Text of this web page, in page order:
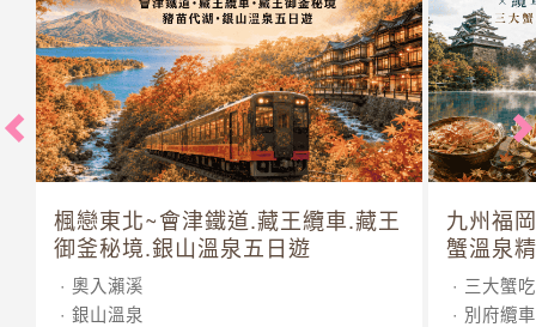
楓戀東北~會津鐵道.藏王纜車.藏王
御釜秘境.銀山溫泉五日遊
奧入瀨溪
銀山溫泉
九州福
蟹溫泉
三大蟹
別府纜車